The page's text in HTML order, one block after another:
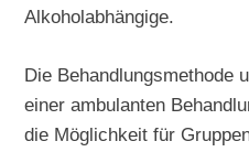
Alkoholabhängige.
Die Behandlungsmethode
einer ambulanten
die Möglichkeit für